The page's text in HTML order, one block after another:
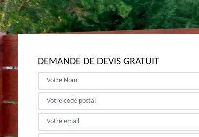
DEMANDE DE DEVIS GRATUIT